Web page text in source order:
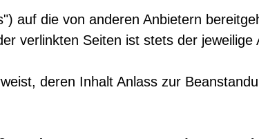
auf die von anderen Anbietern
verlinkten Seiten ist stets der
deren Inhalt Anlass zur